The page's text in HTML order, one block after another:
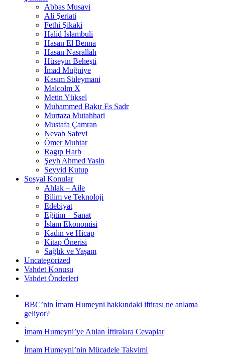
Abbas Musavi
Ali Şeriati
Fethi Şikaki
Halid İslambuli
Hasan El Benna
Hasan Nasrallah
Hüseyin Beheşti
İmad Muğniye
Kasım Süleymani
Malcolm X
Metin Yüksel
Muhammed Bakır Es Sadr
Murtaza Mutahhari
Mustafa Çamran
Nevab Safevi
Ömer Muhtar
Ragıp Harb
Şeyh Ahmed Yasin
Seyyid Kutup
Sosyal Konular
Ahlak – Aile
Bilim ve Teknoloji
Edebiyat
Eğitim – Sanat
İslam Ekonomisi
Kadın ve Hicap
Kitap Önerisi
Sağlık ve Yaşam
Uncategorized
Vahdet Konusu
Vahdet Önderleri
BBC’nin İmam Humeyni hakkındaki iftirası ne anlama
geliyor?
İmam Humeyni’ye Atılan İftiralara Cevaplar
İmam Humeyni’nin Mücadele Takvimi